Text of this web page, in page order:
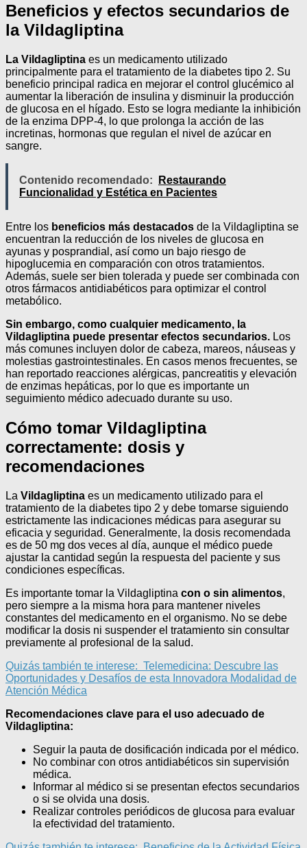
Beneficios y efectos secundarios de
la Vildagliptina
La Vildagliptina es un medicamento utilizado
principalmente para el tratamiento de la diabetes tipo 2. Su
beneficio principal radica en mejorar el control glucémico al
aumentar la liberación de insulina y disminuir la producción
de glucosa en el hígado. Esto se logra mediante la inhibición
de la enzima DPP-4, lo que prolonga la acción de las
incretinas, hormonas que regulan el nivel de azúcar en
sangre.
Contenido recomendado:
Restaurando
Funcionalidad y Estética en Pacientes
Entre los beneficios más destacados de la Vildagliptina se
encuentran la reducción de los niveles de glucosa en
ayunas y posprandial, así como un bajo riesgo de
hipoglucemia en comparación con otros tratamientos.
Además, suele ser bien tolerada y puede ser combinada con
otros fármacos antidiabéticos para optimizar el control
metabólico.
Sin embargo, como cualquier medicamento, la
Vildagliptina puede presentar efectos secundarios. Los
más comunes incluyen dolor de cabeza, mareos, náuseas y
molestias gastrointestinales. En casos menos frecuentes, se
han reportado reacciones alérgicas, pancreatitis y elevación
de enzimas hepáticas, por lo que es importante un
seguimiento médico adecuado durante su uso.
Cómo tomar Vildagliptina
correctamente: dosis y
recomendaciones
La Vildagliptina es un medicamento utilizado para el
tratamiento de la diabetes tipo 2 y debe tomarse siguiendo
estrictamente las indicaciones médicas para asegurar su
eficacia y seguridad. Generalmente, la dosis recomendada
es de 50 mg dos veces al día, aunque el médico puede
ajustar la cantidad según la respuesta del paciente y sus
condiciones específicas.
Es importante tomar la Vildagliptina con o sin alimentos,
pero siempre a la misma hora para mantener niveles
constantes del medicamento en el organismo. No se debe
modificar la dosis ni suspender el tratamiento sin consultar
previamente al profesional de la salud.
Quizás también te interese: Telemedicina: Descubre las
Oportunidades y Desafíos de esta Innovadora Modalidad de
Atención Médica
Recomendaciones clave para el uso adecuado de
Vildagliptina:
Seguir la pauta de dosificación indicada por el médico.
No combinar con otros antidiabéticos sin supervisión
médica.
Informar al médico si se presentan efectos secundarios
o si se olvida una dosis.
Realizar controles periódicos de glucosa para evaluar
la efectividad del tratamiento.